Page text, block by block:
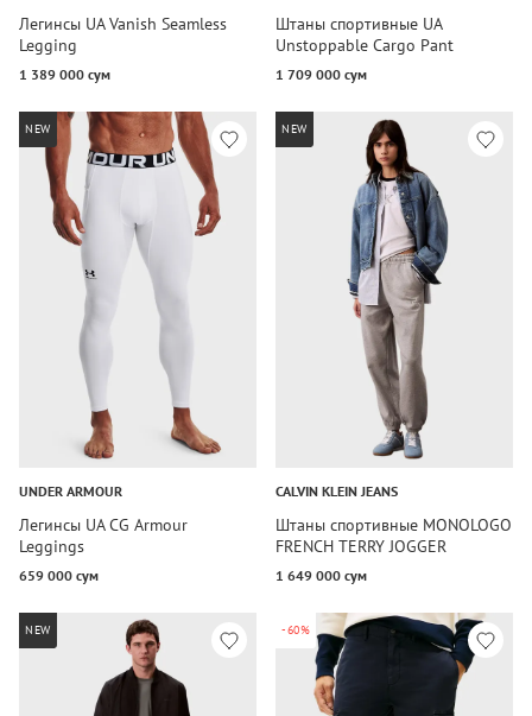
Легинсы UA Vanish Seamless
Legging
1 389 000 сум
Штаны спортивные UA
Unstoppable Cargo Pant
1 709 000 сум
NEW
UNDER ARMOUR
Легинсы UA CG Armour
Leggings
659 000 сум
NEW
CALVIN KLEIN JEANS
Штаны спортивные MONOLOGO
FRENCH TERRY JOGGER
1 649 000 сум
NEW -60%